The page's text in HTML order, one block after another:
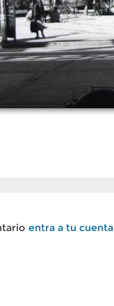
entra a tu cuenta